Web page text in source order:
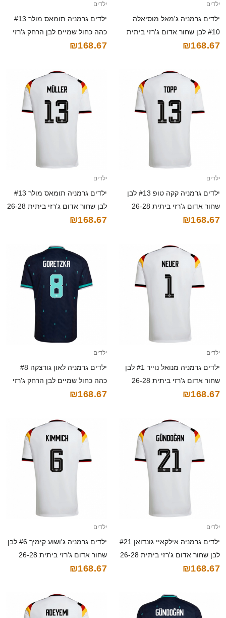
ילדים
ילדים גרמניה ג'מאל מוסיאלה
#10 לבן שחור אדום ג'רזי ביתית
26-28 חולצה קצרה
₪168.67
ילדים
ילדים גרמניה תומאס מולר #13
כהה כחול שמיים לבן הרחק ג'רזי
26-28 חולצה קצרה
₪168.67
ילדים
ילדים גרמניה קקה טופ #13 לבן
שחור אדום ג'רזי ביתית 26-28
חולצה קצרה
₪168.67
ילדים
ילדים גרמניה תומאס מולר #13
לבן שחור אדום ג'רזי ביתית 26-28
חולצה קצרה
₪168.67
ילדים
ילדים גרמניה מנואל נוייר #1 לבן
שחור אדום ג'רזי ביתית 26-28
חולצה קצרה
₪168.67
ילדים
ילדים גרמניה לאון גורצקה #8
כהה כחול שמיים לבן הרחק ג'רזי
26-28 חולצה קצרה
₪168.67
ילדים
ילדים גרמניה אילקאיי גונדואן #21
לבן שחור אדום ג'רזי ביתית 26-28
חולצה קצרה
₪168.67
ילדים
ילדים גרמניה ג'ושוע קימיך #6 לבן
שחור אדום ג'רזי ביתית 26-28
חולצה קצרה
₪168.67